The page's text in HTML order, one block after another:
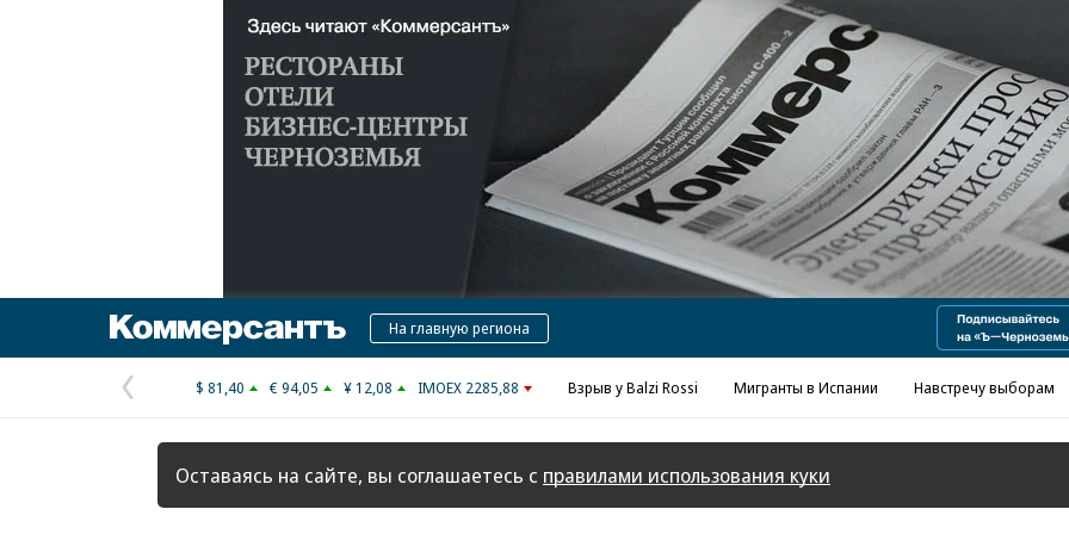
Реклама в «Ъ» www.kommersant.ru/ad
КоммерсантъНа главную региона
Предыдущая
страница
$ 81,40 € 94,05 ¥ 12,08 IMOEX 2285,88 Взрыв у Balzi Rossi Мигранты в Испании Навстречу выборам
Оставаясь на сайте, вы соглашаетесь с правилами использования куки